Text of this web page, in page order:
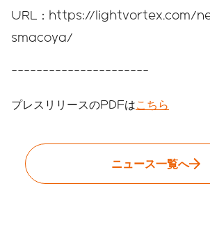
URL：https://lightvortex.com/
smacoya/
----------------------
プレスリリースのPDFはこちら
ニュース一覧へ